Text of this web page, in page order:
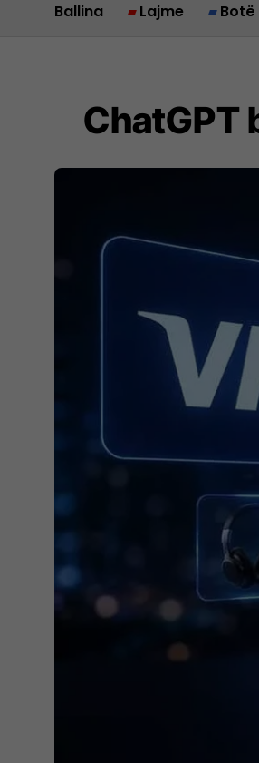
Ballina Lajme Botë
ChatGPT